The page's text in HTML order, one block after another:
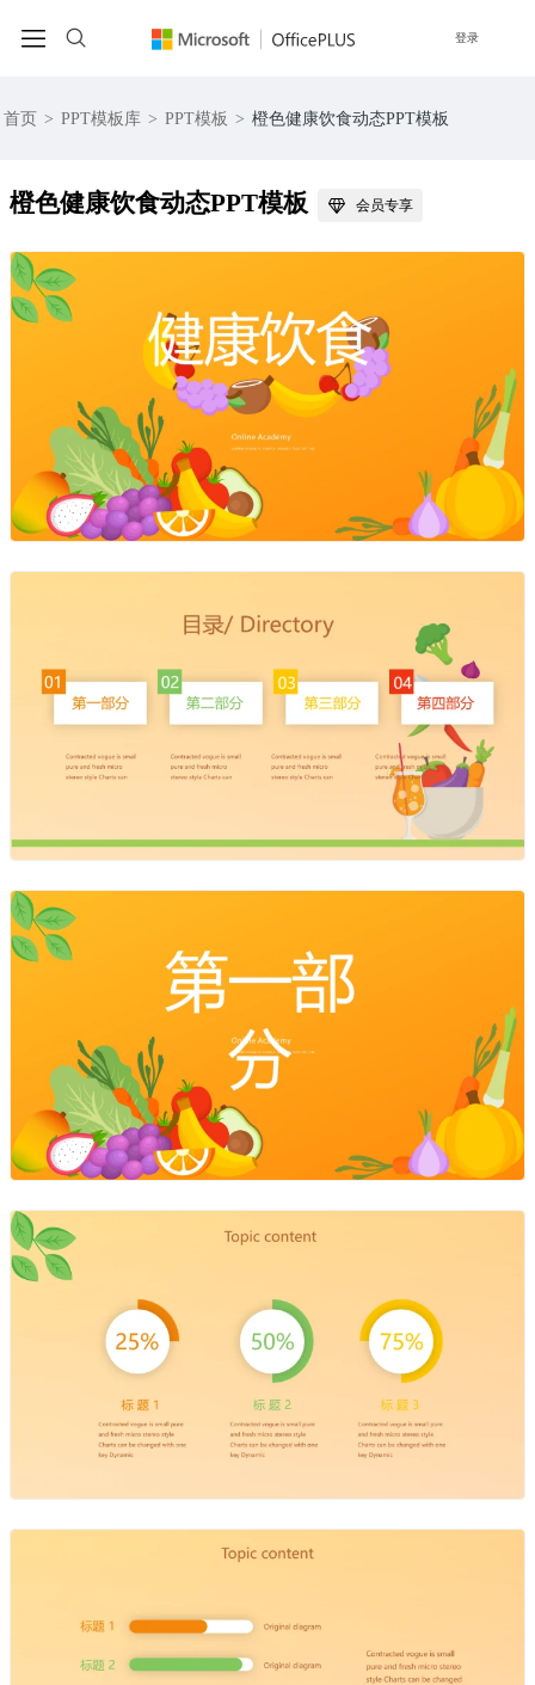
登录
首页 > PPT模板库 > PPT模板 > 橙色健康饮食动态PPT模板
橙色健康饮食动态PPT模板 会员专享